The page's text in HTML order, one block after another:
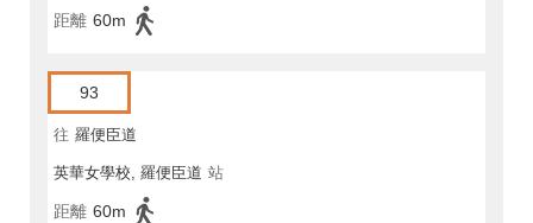
距離 60m
93
往 羅便臣道
英華女學校, 羅便臣道 站
距離 60m